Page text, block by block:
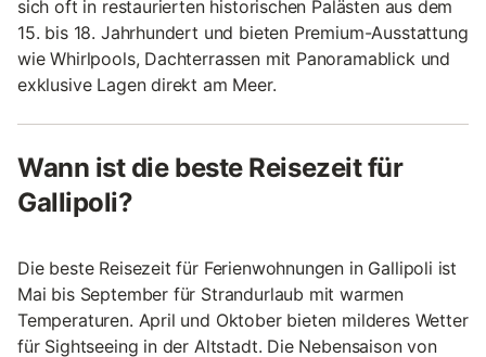
sich oft in restaurierten historischen Palästen aus dem
15. bis 18. Jahrhundert und bieten Premium-Ausstattung
wie Whirlpools, Dachterrassen mit Panoramablick und
exklusive Lagen direkt am Meer.
Wann ist die beste Reisezeit für
Gallipoli?
Die beste Reisezeit für Ferienwohnungen in Gallipoli ist
Mai bis September für Strandurlaub mit warmen
Temperaturen. April und Oktober bieten milderes Wetter
für Sightseeing in der Altstadt. Die Nebensaison von